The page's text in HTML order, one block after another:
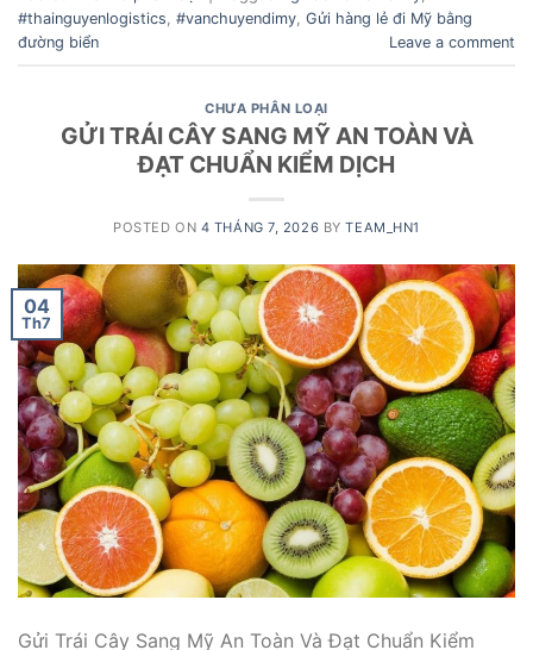
#thainguyenlogistics, #vanchuyendimy, Gửi hàng lẻ đi Mỹ bằng
đường biển
Leave a comment
CHƯA PHÂN LOẠI
GỬI TRÁI CÂY SANG MỸ AN TOÀN VÀ
ĐẠT CHUẨN KIỂM DỊCH
POSTED ON 4 THÁNG 7, 2026 BYTEAM_HN1
04
Th7
Gửi Trái Cây Sang Mỹ An Toàn Và Đạt Chuẩn Kiểm